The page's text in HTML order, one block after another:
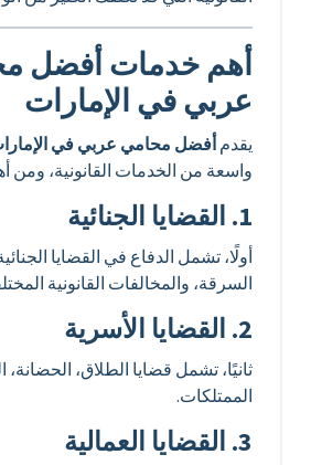
أهم خدمات أفضل
عربي في الإمارات
يقدمأفضل محامي عربي في
واسعة من الخدمات القانونية، ومن
1. القضايا الجنائية
أولًا، تشمل الدفاع في القضايا الجنائية
السرقة، والمخالفات القانونية
2. القضايا الأسرية
ثانيًا، تشمل قضايا الطلاق، الحضانة،
الممتلكات.
3. القضايا العمالية